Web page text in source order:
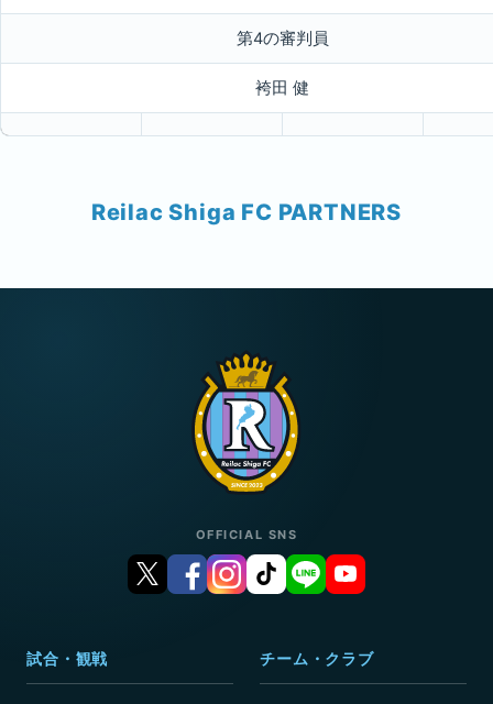
第4の審判員
袴田 健
Reilac Shiga FC PARTNERS
OFFICIAL SNS
試合・観戦 チーム・クラブ